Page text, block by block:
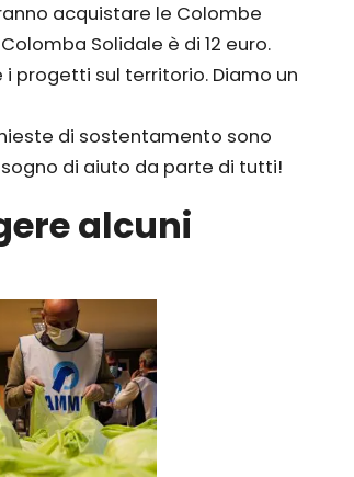
acquistare le Colombe
Solidale è di 12 euro.
progetti sul territorio. Diamo un
di sostentamento sono
di aiuto da parte di tutti!
alcuni